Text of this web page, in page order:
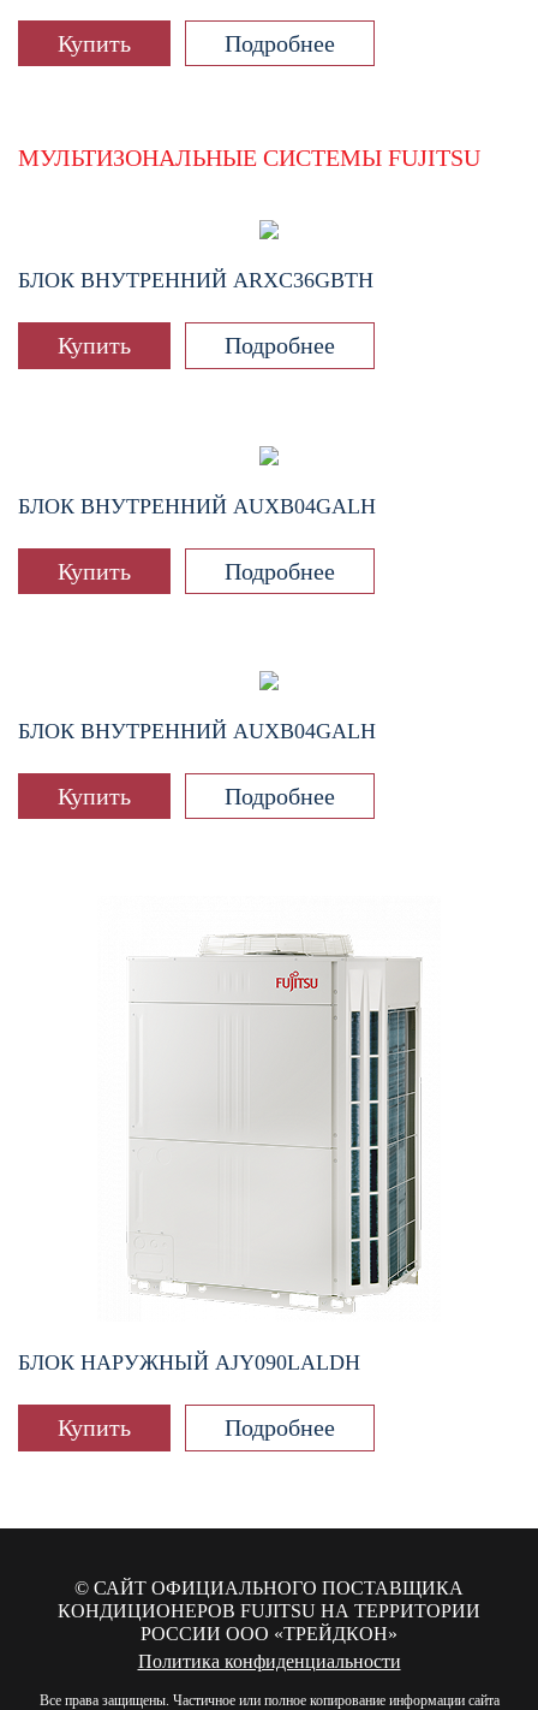
Купить Подробнее
МУЛЬТИЗОНАЛЬНЫЕ СИСТЕМЫ FUJITSU
БЛОК ВНУТРЕННИЙ ARXC36GBTH
Купить Подробнее
БЛОК ВНУТРЕННИЙ AUXB04GALH
Купить Подробнее
БЛОК ВНУТРЕННИЙ AUXB04GALH
Купить Подробнее
БЛОК НАРУЖНЫЙ AJY090LALDH
Купить Подробнее
© САЙТ ОФИЦИАЛЬНОГО ПОСТАВЩИКА
КОНДИЦИОНЕРОВ FUJITSU НА ТЕРРИТОРИИ
РОССИИ ООО «ТРЕЙДКОН»
Политика конфиденциальности
Все права защищены. Частичное или полное копирование информации сайта